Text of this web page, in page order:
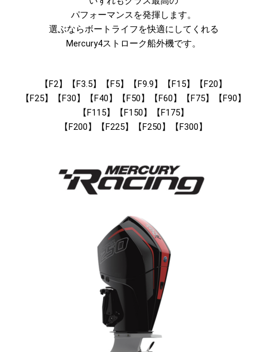
パフォーマンスを発揮します。
選ぶならボートライフを快適にしてくれる
Mercury4ストローク船外機です。
【F2】【F3.5】【F5】【F9.9】【F15】【F20】
【F25】【F30】【F40】【F50】【F60】【F75】【F90】
【F115】【F150】【F175】
【F200】【F225】【F250】【F300】